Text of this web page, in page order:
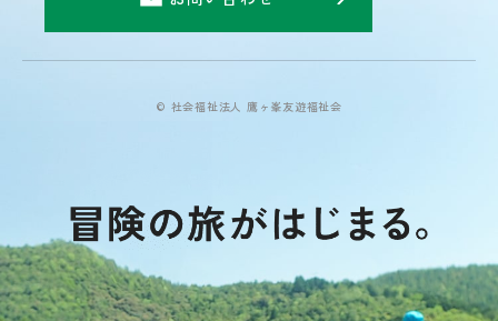
© 社会福祉法人 鷹ヶ峯友遊福祉会